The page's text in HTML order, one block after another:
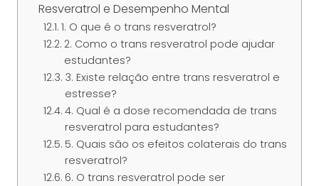
Resveratrol e Desempenho Mental
1. O que é o trans resveratrol?
2. Como o trans resveratrol pode ajudar
estudantes?
3. Existe relação entre trans resveratrol e
estresse?
4. Qual é a dose recomendada de trans
resveratrol para estudantes?
5. Quais são os efeitos colaterais do trans
resveratrol?
6. O trans resveratrol pode ser